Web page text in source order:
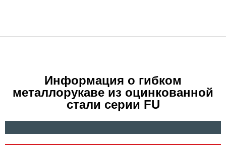
Информация о гибком
металлорукаве из оцинкованной
стали серии FU